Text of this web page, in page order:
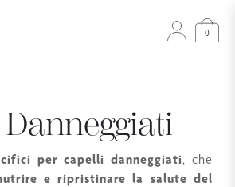
0
per capelli danneggiati, che
e ripristinare la salute del